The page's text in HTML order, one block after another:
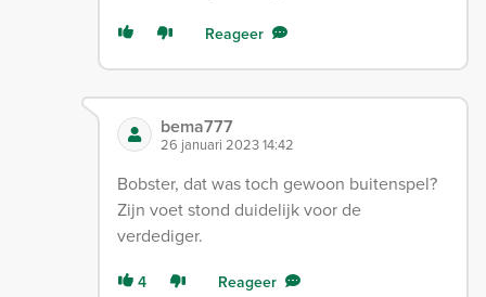
Reageer
bema777
26 januari 2023 14:42
Bobster, dat was toch gewoon buitenspel?
Zijn voet stond duidelijk voor de
verdediger.
4 Reageer